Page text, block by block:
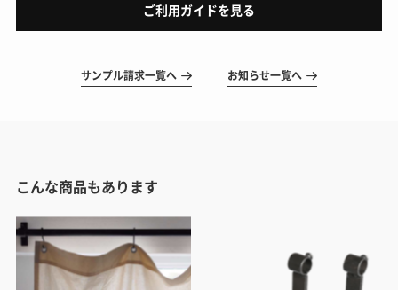
ご利用ガイドを見る
サンプル請求一覧へ お知らせ一覧へ
こんな商品もあります